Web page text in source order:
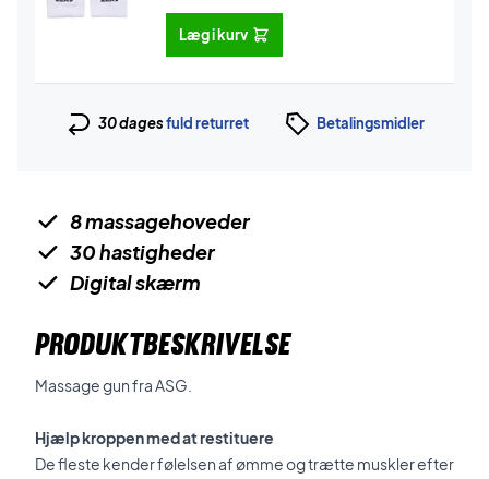
Læg i kurv
30 dagesfuld returret Betalingsmidler
8 massagehoveder
30 hastigheder
Digital skærm
PRODUKTBESKRIVELSE
Massage gun fra ASG.
Hjælp kroppen med at restituere
De fleste kender følelsen af ømme og trætte muskler efter